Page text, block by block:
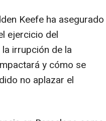
Keefe ha asegurado
ejercicio del
irrupción de la
y cómo se
no aplazar el